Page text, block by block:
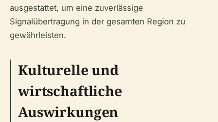
ausgestattet, um eine zuverlässige
Signalübertragung in der gesamten Region zu
gewährleisten.
Kulturelle und
wirtschaftliche
Auswirkungen